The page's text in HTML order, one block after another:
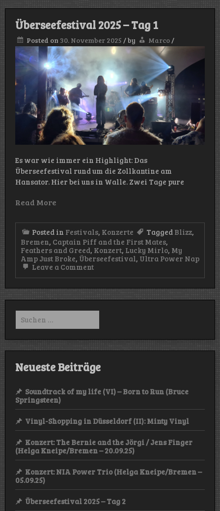
Überseefestival 2025 – Tag 1
Posted on 30. November 2025 /by Marco/
Es war wie immer ein Highlight: Das
Überseefestival rund um die Zollkantine am
Hansator. Hier bei uns in Walle. Zwei Tage pure
Read More
Posted in Festivals, Konzerte Tagged Blizz,
Bremen, Captain Piff and the First Mates,
Feathers and Greed, Konzert, Lucky Mirlo, My
Amp Just Broke, Überseefestival, Ultra Power Nap
Leave a Commenton
–
Tag
1
Suchen
nach:
Neueste Beiträge
Soundtrack of my life (VI) – Born to Run (Bruce
Springsteen)
Vinyl-Shopping in Düsseldorf (II): Minty Vinyl
Konzert: The Bernie and the Jörgi / Jens Finger
(Helga Kneipe/Bremen – 20.09.25)
Konzert: NIA Power Trio (Helga Kneipe/Bremen –
05.09.25)
Überseefestival 2025 – Tag 2